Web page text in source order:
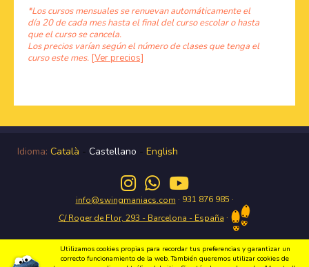
*Los cursos mensuales se renuevan automáticamente el
día 20 de cada mes hasta el final del curso escolar o hasta
que el curso se cancela.
Los precios varían según el número de clases que tenga el
curso este mes. [Ver precios]
Idioma: Català - Castellano - English
info@swingmaniacs.com · 931 876 985 ·
C/ Roger de Flor, 293 - Barcelona - España ·
Utilizamos cookies propias para recordar tus preferencias y garantizar un
correcto funcionamiento de la web. También queremos utilizar cookies de